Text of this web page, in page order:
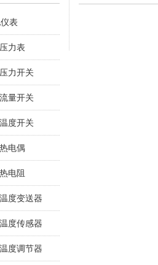
表
压力表
压力开关
流量开关
温度开关
热电偶
热电阻
温度变送器
温度传感器
温度调节器